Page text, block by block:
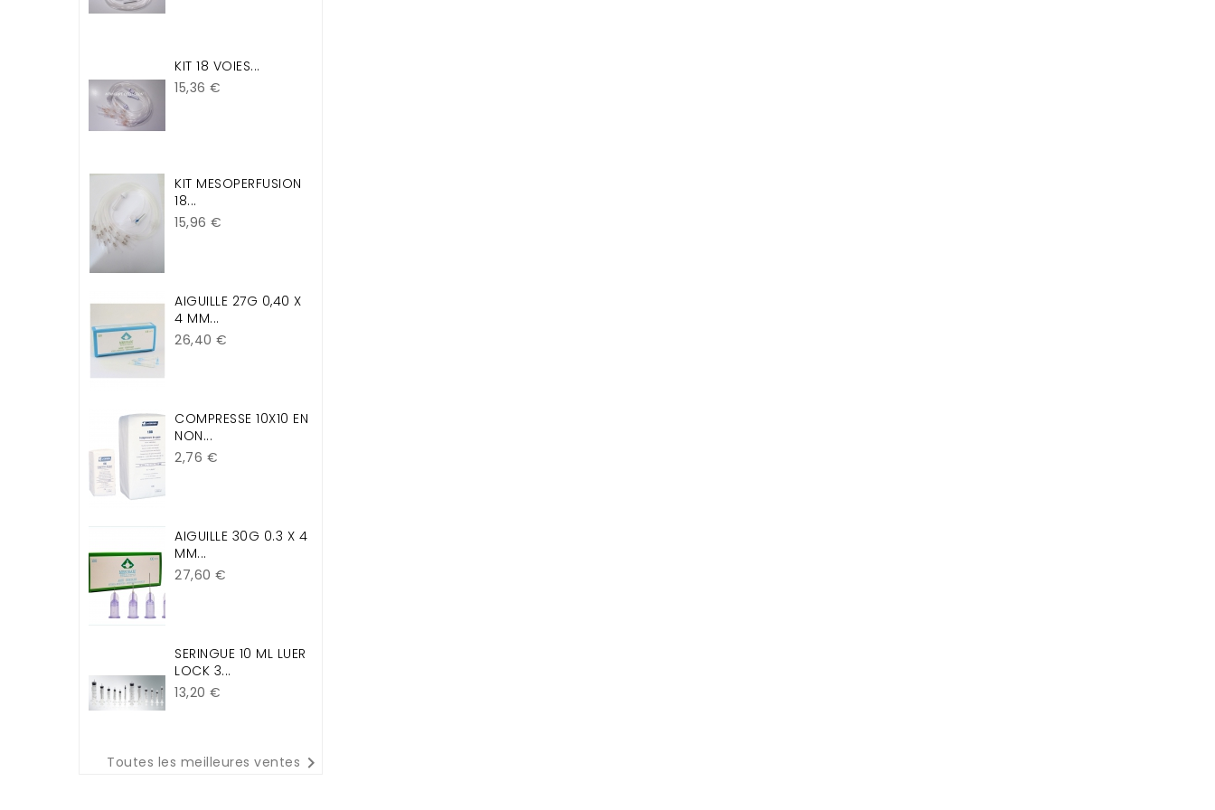
KIT 18 VOIES...
Prix
15,36 €
KIT MESOPERFUSION
18...
Prix
15,96 €
AIGUILLE 27G 0,40 X
4 MM...
Prix
26,40 €
COMPRESSE 10X10 EN
NON...
Prix
2,76 €
AIGUILLE 30G 0.3 X 4
MM...
Prix
27,60 €
SERINGUE 10 ML LUER
LOCK 3...
Prix
13,20 €
Toutes les meilleures ventes 